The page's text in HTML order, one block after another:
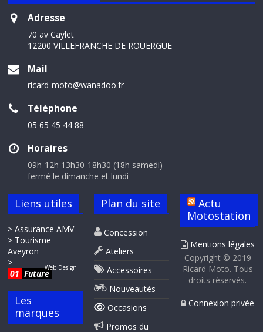
Adresse
70 av Caylet
12200 VILLEFRANCHE DE ROUERGUE
Mail
ricard-moto@wanadoo.fr
Téléphone
05 65 45 44 88
Horaires
09h-12h 13h30-18h30 (18h samedi)
fermé le dimanche et lundi
Liens utiles
> Assurance AMV
> Tourisme
Aveyron
>
01 Future
Web Design
Les
marques
Plan du site
Concession
Ateliers
Accessoires
Nouveautés
Occasions
Promos du
Actu
Motostation
Mentions légales
Copyright © 2019
Ricard Moto. Tous
droits réservés.
Connexion privée